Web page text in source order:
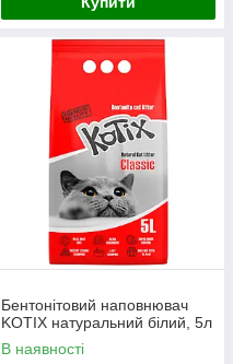
Бентонітовий наповнювач
KOTIX натуральний білий, 5л
В наявності